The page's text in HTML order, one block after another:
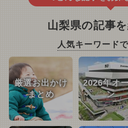
山梨県の記事
人気キーワード
厳選お出かけ
まとめ
2026年オ
ン